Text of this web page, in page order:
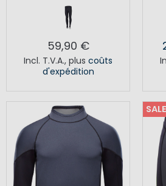
59,90 €
Incl. T.V.A., plus coûts
d'expédition
SALE